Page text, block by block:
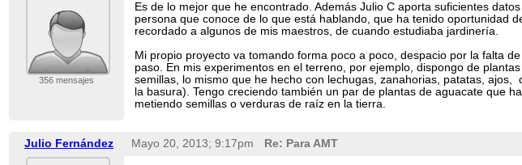
356 mensajes
Es de lo mejor que he encontrado. Además Julio C aporta suficientes
persona que conoce de lo que está hablando, que ha tenido oportunidad
recordado a algunos de mis maestros, de cuando estudiaba jardinería.
Mi propio proyecto va tomando forma poco a poco, despacio por la falta
paso. En mis experimentos en el terreno, por ejemplo, dispongo de
semillas, lo mismo que he hecho con lechugas, zanahorias, patatas,
la basura). Tengo creciendo también un par de plantas de aguacate que
metiendo semillas o verduras de raíz en la tierra.
Julio Fernández Mayo 20, 2013; 9:17pm Re: Para AMT